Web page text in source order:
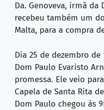
Da. Genoveva, irmã da
recebeu também um
Malta, para a compra
Dia 25 de dezembro
Dom Paulo Evaristo
promessa. Ele veio
Capela de Santa Rita
Dom Paulo chegou às